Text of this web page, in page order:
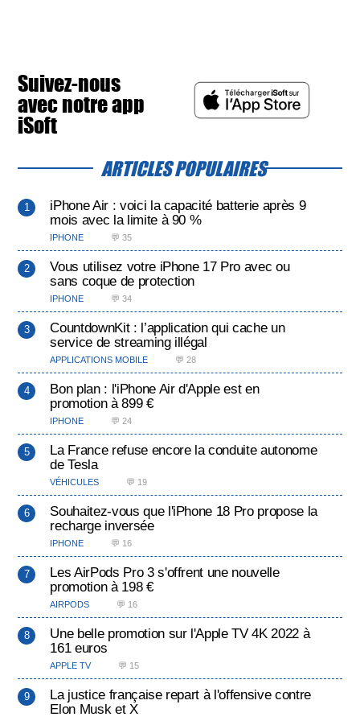
Suivez-nous
avec notre app
iSoft
ARTICLES POPULAIRES
iPhone Air : voici la capacité batterie après 9
mois avec la limite à 90 %
IPHONE 💬 35
Vous utilisez votre iPhone 17 Pro avec ou
sans coque de protection
IPHONE 💬 34
CountdownKit : l’application qui cache un
service de streaming illégal
APPLICATIONS MOBILE 💬 28
Bon plan : l'iPhone Air d'Apple est en
promotion à 899 €
IPHONE 💬 24
La France refuse encore la conduite autonome
de Tesla
VÉHICULES 💬 19
Souhaitez-vous que l'iPhone 18 Pro propose la
recharge inversée
IPHONE 💬 16
Les AirPods Pro 3 s'offrent une nouvelle
promotion à 198 €
AIRPODS 💬 16
Une belle promotion sur l'Apple TV 4K 2022 à
161 euros
APPLE TV 💬 15
La justice française repart à l'offensive contre
Elon Musk et X